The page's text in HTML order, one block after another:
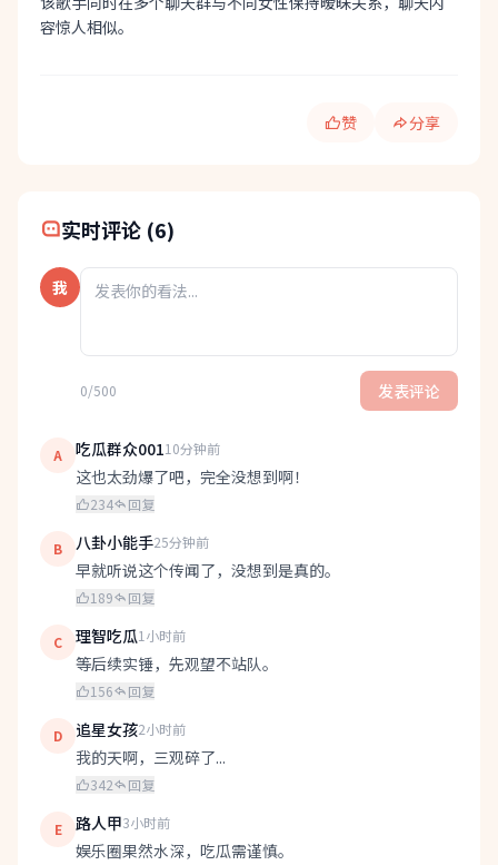
容惊人相似。
赞 分享
实时评论 (6)
我
0/500 发表评论
A 吃瓜群众00110分钟前
这也太劲爆了吧，完全没想到啊！
234 回复
B 八卦小能手25分钟前
早就听说这个传闻了，没想到是真的。
189 回复
C 理智吃瓜1小时前
等后续实锤，先观望不站队。
156 回复
D 追星女孩2小时前
我的天啊，三观碎了...
342 回复
E 路人甲3小时前
娱乐圈果然水深，吃瓜需谨慎。